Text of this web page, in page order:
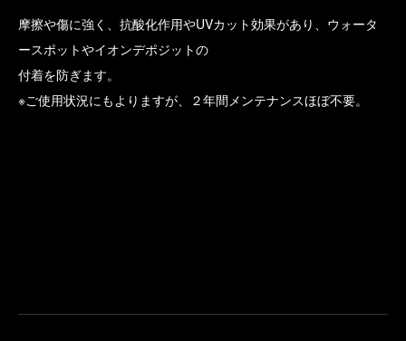
摩擦や傷に強く、抗酸化作用やUVカット効果があり、ウォータ
ースポットやイオンデポジットの
付着を防ぎます。
※ご使用状況にもよりますが、２年間メンテナンスほぼ不要。